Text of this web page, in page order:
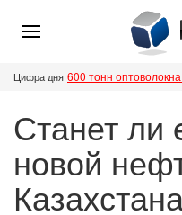
Цифра дня 600 тонн
Станет ли
новой